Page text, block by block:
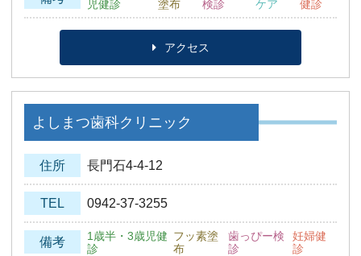
児健診
塗布
検診
ケア
健診
アクセス
よしまつ歯科クリニック
住所 長門石4-4-12
TEL 0942-37-3255
備考
1歳半・3歳児健
診
フッ素塗
布
歯っぴー検
診
妊婦健
診